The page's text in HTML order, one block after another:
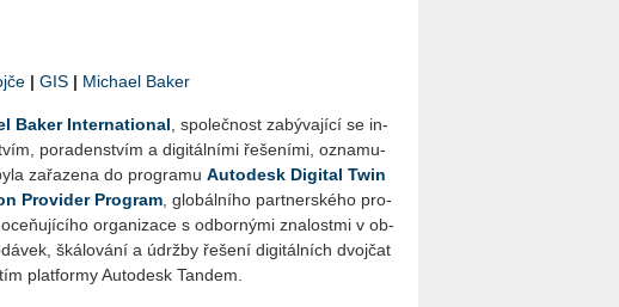
| GIS | Michael Baker
Baker In­ter­nati­o­nal , spo­leč­nost za­bý­va­jí­cí se in­
po­ra­den­stvím a di­gi­tál­ní­mi ře­še­ní­mi, ozna­mu­
za­řa­ze­na do pro­gra­mu Au­to­de­sk Di­gi­tal Twin
Pro­vi­der Pro­gram , glo­bál­ní­ho part­ner­ské­ho pro­
or­ga­ni­za­ce s od­bor­ný­mi zna­lost­mi v ob­
šká­lo­vá­ní a údrž­by ře­še­ní di­gi­tál­ních dvoj­čat
plat­for­my Au­to­de­sk Tan­dem.